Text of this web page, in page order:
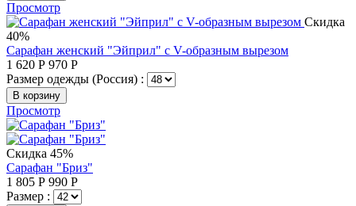
Просмотр
Скидка
40%
Сарафан женский "Эйприл" с V-образным вырезом
1 620 Р 970 Р
Размер одежды (Россия) :
В корзину
Просмотр
Скидка 45%
Сарафан "Бриз"
1 805 Р 990 Р
Размер :